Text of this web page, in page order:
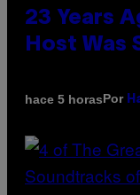
23 Years
Host Was
hace 5 horasPor